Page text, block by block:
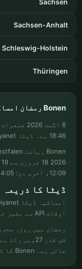
Sachsen
Sachsen-Anhalt
Schleswig-Holstein
Thüringen
Bonen رمضان امساکیہ 2026
18:46 ہے۔ ڈیٹا Diyanet اور IGMG سے ہے۔
12:09، آخری دن: 14:05۔ اوقات 30 دنوں میں بدلتے ہیں۔
ڈیٹا کا ذریعہ
اوقات API سے بغیر تبدیلی شائع کیے جاتے ہیں۔
رمضان میں روزہ
شبِ قدر
جاتی ہے۔ Bonen کا کیلنڈر روزانہ اپ ڈیٹ ہوتا ہے۔